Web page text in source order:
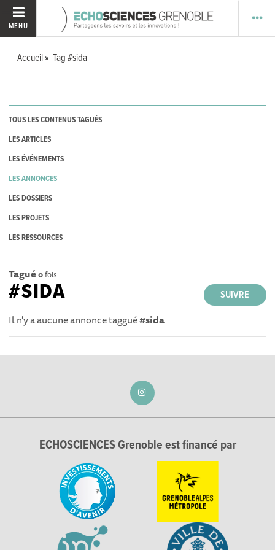
MENU
Accueil Tag #sida
TOUS LES CONTENUS TAGUÉS
LES ARTICLES
LES ÉVÉNEMENTS
LES ANNONCES
LES DOSSIERS
LES PROJETS
LES RESSOURCES
Tagué 0fois
SUIVRE
#SIDA
Il n'y a aucune annonce taggué#sida
ECHOSCIENCES Grenoble est financé par